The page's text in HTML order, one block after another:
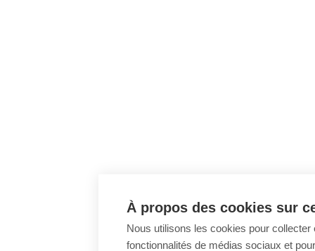
À propos des cookies sur
Nous utilisons les cookies pour
fonctionnalités de médias sociaux et